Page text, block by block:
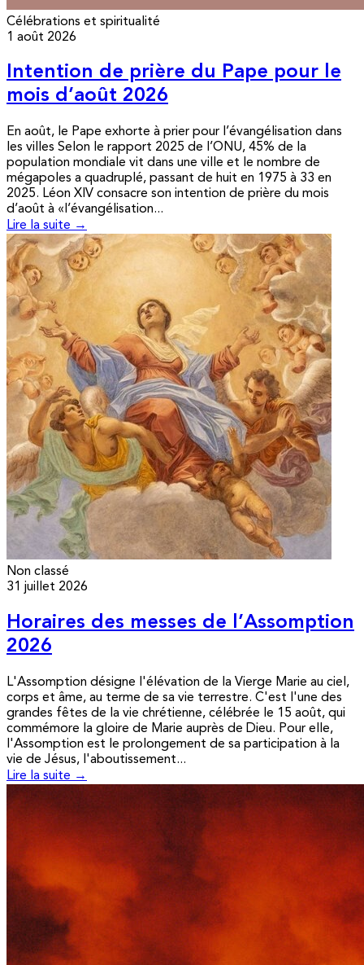
Célébrations et spiritualité
1 août 2026
Intention de prière du Pape pour le
mois d’août 2026
En août, le Pape exhorte à prier pour l’évangélisation dans
les villes Selon le rapport 2025 de l’ONU, 45% de la
population mondiale vit dans une ville et le nombre de
mégapoles a quadruplé, passant de huit en 1975 à 33 en
2025. Léon XIV consacre son intention de prière du mois
d’août à «l’évangélisation...
Lire la suite →
Non classé
31 juillet 2026
Horaires des messes de l’Assomption
2026
L'Assomption désigne l'élévation de la Vierge Marie au ciel,
corps et âme, au terme de sa vie terrestre. C'est l'une des
grandes fêtes de la vie chrétienne, célébrée le 15 août, qui
commémore la gloire de Marie auprès de Dieu. Pour elle,
l'Assomption est le prolongement de sa participation à la
vie de Jésus, l'aboutissement...
Lire la suite →